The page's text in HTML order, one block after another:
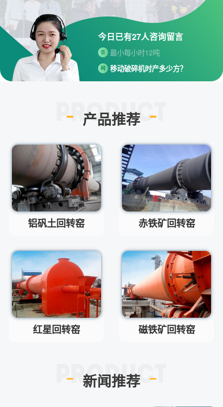
今日已有27人咨询留言
桐街与红松路交叉口中国高端矿
机生产出口基地园区
问 制砂机最小的产量是多少？
最小每小时12吨
问 移动破碎机时产多少方？
答 每小时30-300方的型号都有。
问 小型的制砂机类型有哪些？
砂机，HX制砂机等
问 请问厂家地址在哪？
答
河南省郑州市高新技术开发区梧
桐街与红松路交叉口中国高端矿
机生产出口基地园区
问 制砂机最小的产量是多少？
最小每小时12吨
答 每小时30-300方的型号都有。
红星制砂机在环保上达标吗？
答 环保测验均达到标准
问 小型的制砂机类型有哪些？
答
主要有细碎机，复合破，对辊制
砂机，HX制砂机等
产品推荐
铝矾土回转窑 赤铁矿回转窑
红星回转窑 磁铁矿回转窑
新闻推荐